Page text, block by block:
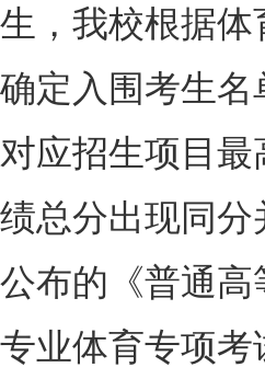
生，我校根据
确定入围考生
对应招生项目
绩总分出现同
公布的《普通
专业体育专项